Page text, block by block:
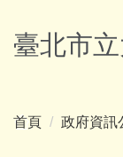
到
主
容
臺北市
首頁 政府資訊